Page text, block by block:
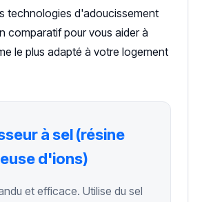
technologies d'adoucissement
comparatif pour vous aider à
le plus adapté à votre logement
à sel (résine
d'ions)
et efficace. Utilise du sel